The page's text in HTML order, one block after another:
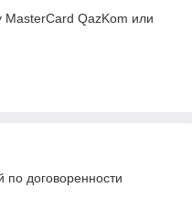
MasterCard QazKom или
по договоренности